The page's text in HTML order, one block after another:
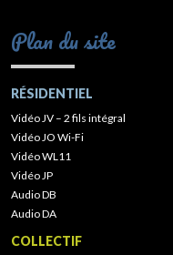
Plan du site
RÉSIDENTIEL
Vidéo JV – 2 fils intégral
Vidéo JO Wi-Fi
Vidéo WL11
Vidéo JP
Audio DB
Audio DA
COLLECTIF